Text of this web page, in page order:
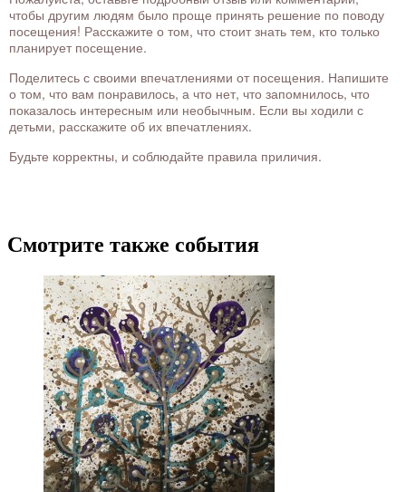
чтобы другим людям было проще принять решение по поводу
посещения! Расскажите о том, что стоит знать тем, кто только
планирует посещение.
Поделитесь с своими впечатлениями от посещения. Напишите
о том, что вам понравилось, а что нет, что запомнилось, что
показалось интересным или необычным. Если вы ходили с
детьми, расскажите об их впечатлениях.
Будьте корректны, и соблюдайте правила приличия.
Смотрите также события